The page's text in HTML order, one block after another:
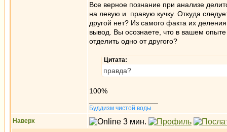
Все верное познание при анализе
на левую и правую кучку. Откуда
другой нет? Из самого факта их
вывод. Вы осознаете, что в вашем
отделить одно от другого?
Цитата:
правда?
100%
Буддизм чистой воды
Наверх